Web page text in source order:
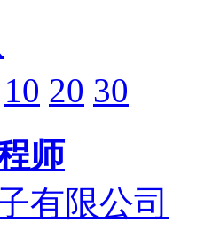
10 20 30
师
有限公司